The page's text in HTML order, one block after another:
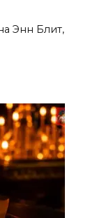
Энн Блит,